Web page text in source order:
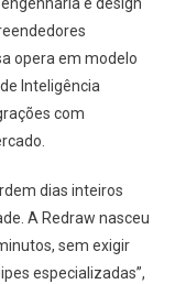
e design
opera em modelo
Inteligência
com
dias inteiros
A Redraw nasceu
sem exigir
especializadas”,